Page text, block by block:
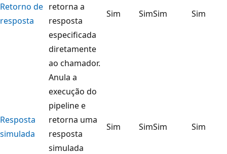
Retorno de
resposta
retorna a
resposta
especificada
diretamente
ao chamador.
Sim SimSim Sim
Resposta
simulada
Anula a
execução do
pipeline e
retorna uma
resposta
simulada
Sim SimSim Sim